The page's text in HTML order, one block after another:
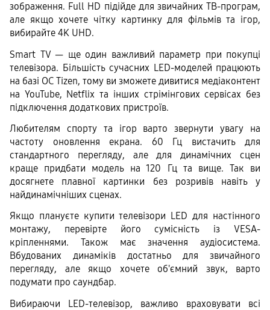
зображення. Full HD підійде для звичайних ТВ-програм,
але якщо хочете чітку картинку для фільмів та ігор,
вибирайте 4K UHD.
Smart TV — ще один важливий параметр при покупці
телевізора. Більшість сучасних LED-моделей працюють
на базі ОС Tizen, тому ви зможете дивитися медіаконтент
на YouTube, Netflix та інших стрімінгових сервісах без
підключення додаткових пристроїв.
Любителям спорту та ігор варто звернути увагу на
частоту оновлення екрана. 60 Гц вистачить для
стандартного перегляду, але для динамічних сцен
краще придбати модель на 120 Гц та вище. Так ви
досягнете плавної картинки без розривів навіть у
найдинамічніших сценах.
Якщо плануєте купити телевізори LED для настінного
монтажу, перевірте його сумісність із VESA-
кріпленнями. Також має значення аудіосистема.
Вбудованих динаміків достатньо для звичайного
перегляду, але якщо хочете об'ємний звук, варто
подумати про саундбар.
Вибираючи LED-телевізор, важливо враховувати всі